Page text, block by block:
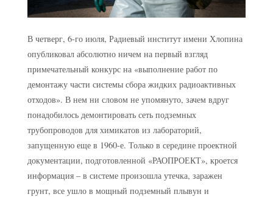
В четверг, 6-го июля, Радиевый институт имени Хлопина
опубликовал абсолютно ничем на первый взгляд
примечательный конкурс на «выполнение работ по
демонтажу части системы сбора жидких радиоактивных
отходов». В нем ни словом не упомянуто, зачем вдруг
понадобилось демонтировать сеть подземных
трубопроводов для химикатов из лабораторий,
запущенную еще в 1960-е. Только в середине проектной
документации, подготовленной «РАОПРОЕКТ», кроется
информация – в системе произошла утечка, заражен
грунт, все ушло в мощный подземный плывун и